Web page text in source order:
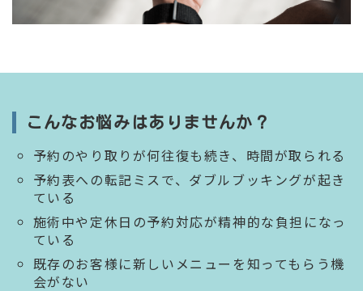
こんなお悩みはありませんか？
予約のやり取りが何往復も続き、時間が取られる
予約表への転記ミスで、ダブルブッキングが起き
ている
施術中や定休日の予約対応が精神的な負担になっ
ている
既存のお客様に新しいメニューを知ってもらう機
会がない